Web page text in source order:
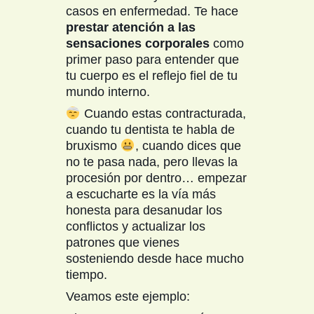
casos en enfermedad. Te hace
prestar atención a las
sensaciones corporales como
primer paso para entender que
tu cuerpo es el reflejo fiel de tu
mundo interno.
​ Cuando estas contracturada,
cuando tu dentista te habla de
bruxismo
​, cuando dices que
no te pasa nada, pero llevas la
procesión por dentro… empezar
a escucharte es la vía más
honesta para desanudar los
conflictos y actualizar los
patrones que vienes
sosteniendo desde hace mucho
tiempo.
Veamos este ejemplo: